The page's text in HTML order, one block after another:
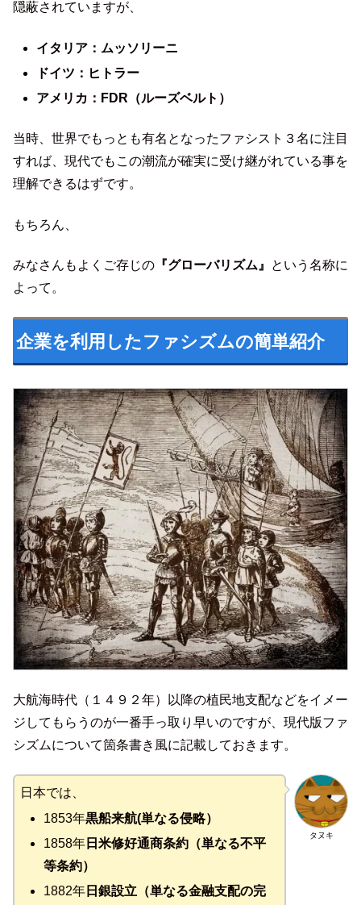
隠蔽されていますが、
イタリア：ムッソリーニ
ドイツ：ヒトラー
アメリカ：FDR（ルーズベルト）
当時、世界でもっとも有名となったファシスト３名に注目
すれば、現代でもこの潮流が確実に受け継がれている事を
理解できるはずです。
もちろん、
みなさんもよくご存じの 『グローバリズム』
という名称に
よって。
企業を利用したファシズムの簡単紹介
大航海時代（１４９２年）以降の植民地支配などをイメー
ジしてもらうのが一番手っ取り早いのですが、現代版ファ
シズムについて箇条書き風に記載しておきます。
タヌキ
日本では、
1853年黒船来航(単なる侵略）
1858年 日米修好通商条約（単なる不平
等条約）
1882年 日銀設立（単なる金融支配の完